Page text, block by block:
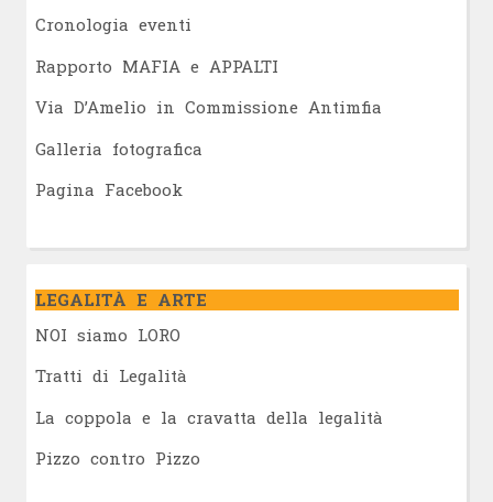
Cronologia eventi
Rapporto MAFIA e APPALTI
Via D’Amelio in Commissione Antimfia
Galleria fotografica
Pagina Facebook
LEGALITÀ E ARTE
NOI siamo LORO
Tratti di Legalità
La coppola e la cravatta della legalità
Pizzo contro Pizzo